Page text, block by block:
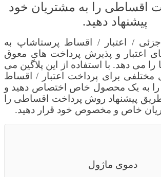
اقساطی را به مشتریان خود
پیشنهاد دهید.
/ اعتبار / اقساط پرستاشاپ به
اعتبار و پذیرش پرداخت های معوق
می دهد. با استفاده از این پلاگین می
مختلفی برای پرداخت اعتبار / اقساط
را به یک محصول خاص اختصاص دهید و
طریق پیشنهاد روش پرداخت اقساطی را
خاص و مخصوص خود قرار دهید.
دموی ماژول